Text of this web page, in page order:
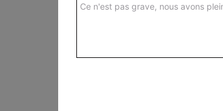
Base
Ce n'est pas grave, nous avons